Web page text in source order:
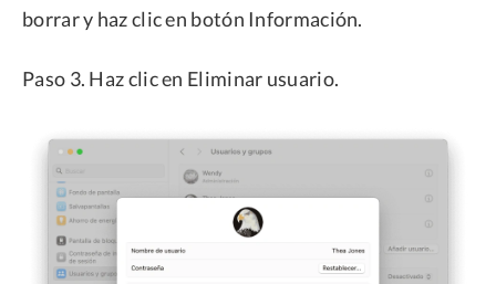
borrar y haz clic en botón Información.
Paso 3. Haz clic en Eliminar usuario.